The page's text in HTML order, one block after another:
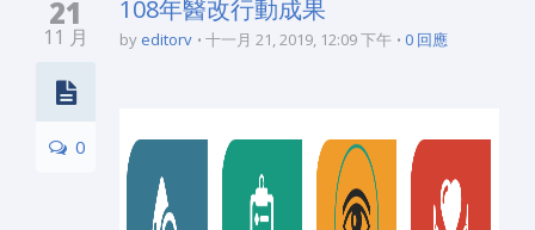
21
11 月
0
108年醫改行動成果
by editorv 十一月 21, 2019, 12:09 下午 0 回應